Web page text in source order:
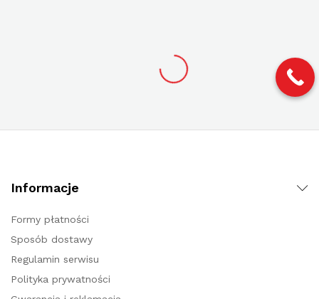
Informacje
Formy płatności
Sposób dostawy
Regulamin serwisu
Polityka prywatności